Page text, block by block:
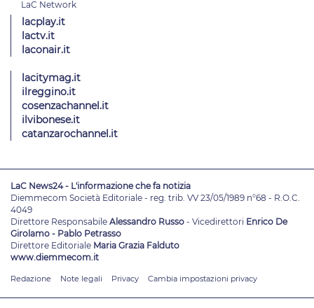
lacplay.it
lactv.it
laconair.it
lacitymag.it
ilreggino.it
cosenzachannel.it
ilvibonese.it
catanzarochannel.it
LaC News24 - L'informazione che fa notizia
Diemmecom Società Editoriale - reg. trib. VV 23/05/1989 n°68 - R.O.C.
4049
Direttore Responsabile Alessandro Russo - Vicedirettori Enrico De
Girolamo - Pablo Petrasso
Direttore Editoriale Maria Grazia Falduto
www.diemmecom.it
Redazione Note legali Privacy Cambia impostazioni privacy